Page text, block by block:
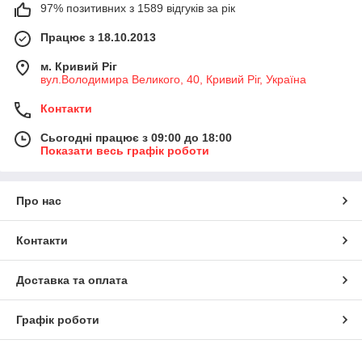
97% позитивних з 1589 відгуків за рік
Працює з 18.10.2013
м. Кривий Ріг
вул.Володимира Великого, 40, Кривий Ріг, Україна
Контакти
Сьогодні працює з 09:00 до 18:00
Показати весь графік роботи
Про нас
Контакти
Доставка та оплата
Графік роботи